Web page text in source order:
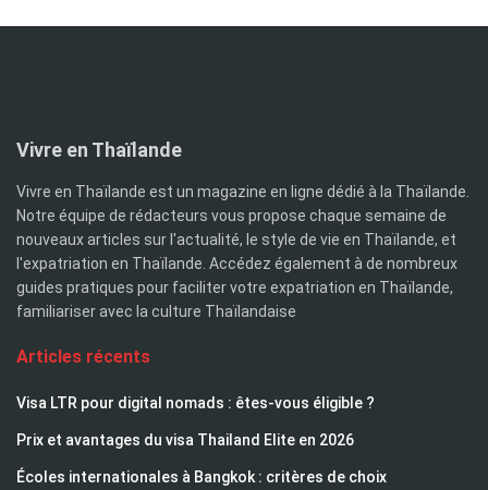
Vivre en Thaïlande
Vivre en Thaïlande est un magazine en ligne dédié à la Thaïlande.
Notre équipe de rédacteurs vous propose chaque semaine de
nouveaux articles sur l'actualité, le style de vie en Thaïlande, et
l'expatriation en Thaïlande. Accédez également à de nombreux
guides pratiques pour faciliter votre expatriation en Thaïlande,
familiariser avec la culture Thaïlandaise
Articles récents
Visa LTR pour digital nomads : êtes-vous éligible ?
Prix et avantages du visa Thailand Elite en 2026
Écoles internationales à Bangkok : critères de choix